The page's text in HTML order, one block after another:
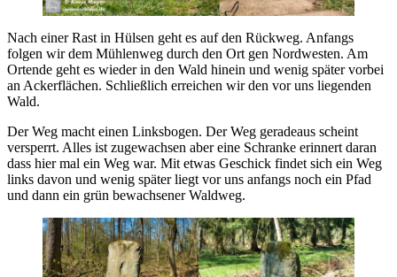
Nach einer Rast in Hülsen geht es auf den Rückweg. Anfangs
folgen wir dem Mühlenweg durch den Ort gen Nordwesten. Am
Ortende geht es wieder in den Wald hinein und wenig später vorbei
an Ackerflächen. Schließlich erreichen wir den vor uns liegenden
Wald.
Der Weg macht einen Linksbogen. Der Weg geradeaus scheint
versperrt. Alles ist zugewachsen aber eine Schranke erinnert daran
dass hier mal ein Weg war. Mit etwas Geschick findet sich ein Weg
links davon und wenig später liegt vor uns anfangs noch ein Pfad
und dann ein grün bewachsener Waldweg.